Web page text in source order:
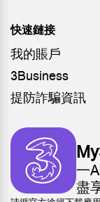
快速鏈接
我的賬戶
3Business
提防詐騙資訊
一
盡